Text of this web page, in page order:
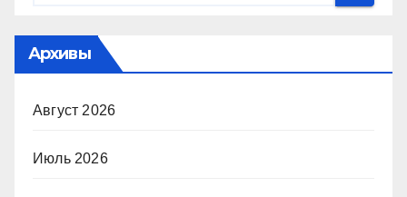
Архивы
Август 2026
Июль 2026